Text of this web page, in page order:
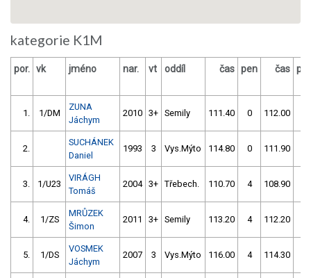
kategorie K1M
por. vk jméno nar. vt oddíl čas pen čas
1. 1/DM
ZUNA
Jáchym
2010 3+ Semily 111.40 0 112.00
2.
SUCHÁNEK
Daniel
1993 3 Vys.Mýto 114.80 0 111.90
3. 1/U23
VIRÁGH
Tomáš
2004 3+ Třebech. 110.70 4 108.90
4. 1/ZS
MRŮZEK
Šimon
2011 3+ Semily 113.20 4 112.20
5. 1/DS
VOSMEK
Jáchym
2007 3 Vys.Mýto 116.00 4 114.30